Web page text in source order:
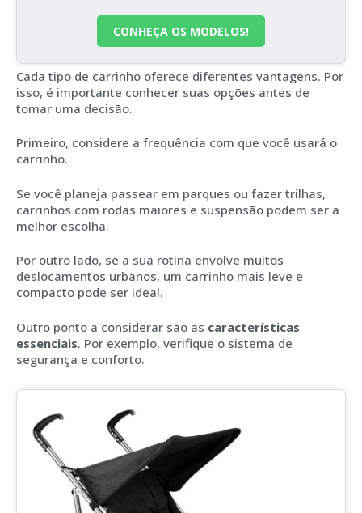
CONHEÇA OS MODELOS!
Cada tipo de carrinho oferece diferentes vantagens. Por
isso, é importante conhecer suas opções antes de
tomar uma decisão.
Primeiro, considere a frequência com que você usará o
carrinho.
Se você planeja passear em parques ou fazer trilhas,
carrinhos com rodas maiores e suspensão podem ser a
melhor escolha.
Por outro lado, se a sua rotina envolve muitos
deslocamentos urbanos, um carrinho mais leve e
compacto pode ser ideal.
Outro ponto a considerar são as características
essenciais. Por exemplo, verifique o sistema de
segurança e conforto.